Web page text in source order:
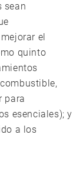
sean
el
quinto
para
esenciales); y
a los